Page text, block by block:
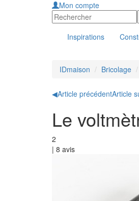
Mon compte
Inspirations
IDmaison Bricolage
◀Article précédentArticle
Le
2
| 8 avis